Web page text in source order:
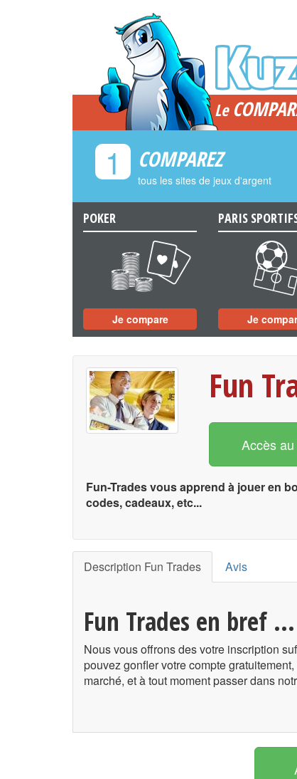
Le
1 COMPAREZ
tous les sites de jeux d'argent
POKER
a
Je compare
PARIS
Je
Fun
Accès
Fun-Trades vous apprend à jouer en
codes, cadeaux, etc...
Description Fun Trades Avis
Fun Trades en bref ...
Nous vous offrons des votre inscription
pouvez gonfler votre compte
marché, et à tout moment passer dans